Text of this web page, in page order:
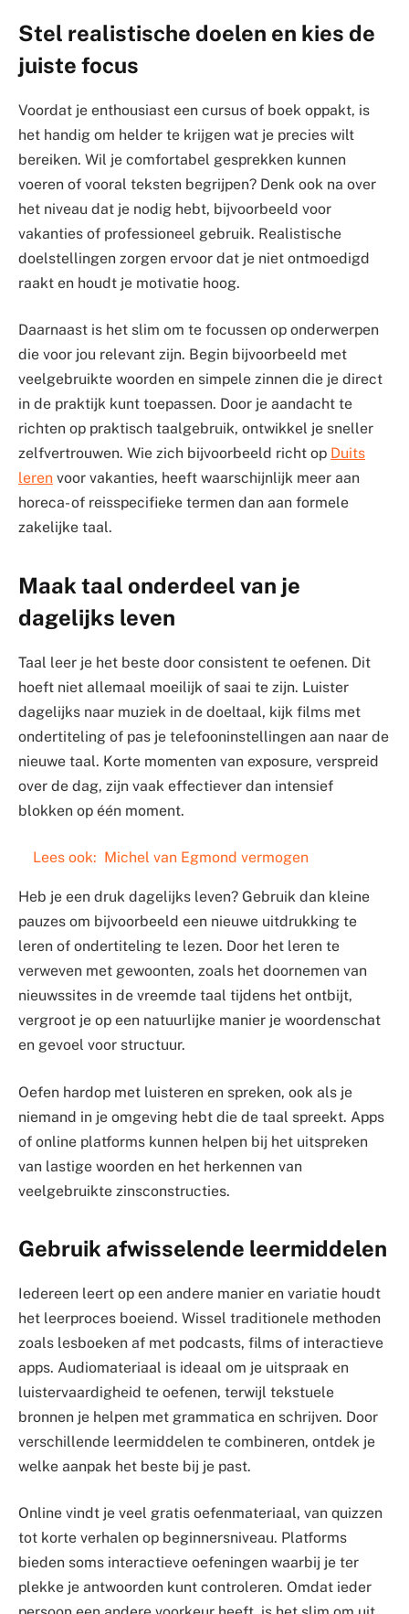
Stel realistische doelen en kies de
juiste focus
Voordat je enthousiast een cursus of boek oppakt, is
het handig om helder te krijgen wat je precies wilt
bereiken. Wil je comfortabel gesprekken kunnen
voeren of vooral teksten begrijpen? Denk ook na over
het niveau dat je nodig hebt, bijvoorbeeld voor
vakanties of professioneel gebruik. Realistische
doelstellingen zorgen ervoor dat je niet ontmoedigd
raakt en houdt je motivatie hoog.
Daarnaast is het slim om te focussen op onderwerpen
die voor jou relevant zijn. Begin bijvoorbeeld met
veelgebruikte woorden en simpele zinnen die je direct
in de praktijk kunt toepassen. Door je aandacht te
richten op praktisch taalgebruik, ontwikkel je sneller
zelfvertrouwen. Wie zich bijvoorbeeld richt op Duits
leren voor vakanties, heeft waarschijnlijk meer aan
horeca- of reisspecifieke termen dan aan formele
zakelijke taal.
Maak taal onderdeel van je
dagelijks leven
Taal leer je het beste door consistent te oefenen. Dit
hoeft niet allemaal moeilijk of saai te zijn. Luister
dagelijks naar muziek in de doeltaal, kijk films met
ondertiteling of pas je telefooninstellingen aan naar de
nieuwe taal. Korte momenten van exposure, verspreid
over de dag, zijn vaak effectiever dan intensief
blokken op één moment.
Lees ook: Michel van Egmond vermogen
Heb je een druk dagelijks leven? Gebruik dan kleine
pauzes om bijvoorbeeld een nieuwe uitdrukking te
leren of ondertiteling te lezen. Door het leren te
verweven met gewoonten, zoals het doornemen van
nieuwssites in de vreemde taal tijdens het ontbijt,
vergroot je op een natuurlijke manier je woordenschat
en gevoel voor structuur.
Oefen hardop met luisteren en spreken, ook als je
niemand in je omgeving hebt die de taal spreekt. Apps
of online platforms kunnen helpen bij het uitspreken
van lastige woorden en het herkennen van
veelgebruikte zinsconstructies.
Gebruik afwisselende leermiddelen
Iedereen leert op een andere manier en variatie houdt
het leerproces boeiend. Wissel traditionele methoden
zoals lesboeken af met podcasts, films of interactieve
apps. Audiomateriaal is ideaal om je uitspraak en
luistervaardigheid te oefenen, terwijl tekstuele
bronnen je helpen met grammatica en schrijven. Door
verschillende leermiddelen te combineren, ontdek je
welke aanpak het beste bij je past.
Online vindt je veel gratis oefenmateriaal, van quizzen
tot korte verhalen op beginnersniveau. Platforms
bieden soms interactieve oefeningen waarbij je ter
plekke je antwoorden kunt controleren. Omdat ieder